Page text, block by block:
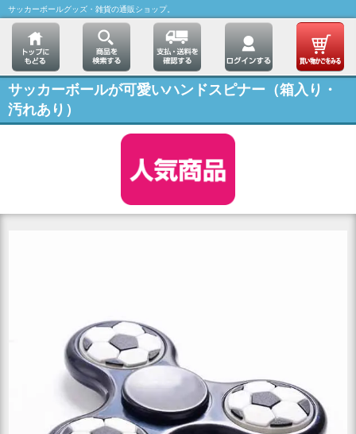
サッカーボールグッズ・雑貨の通販ショップ。
サッカーボールが可愛いハンドスピナー（箱入り・
汚れあり）